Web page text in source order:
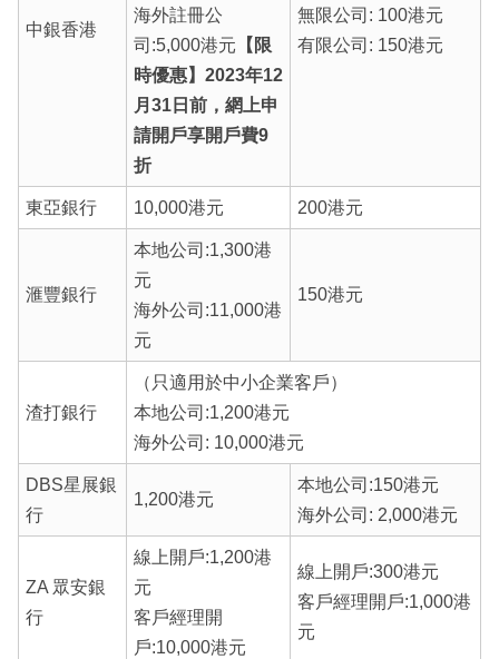
中銀香港
海外註冊公
司:5,000港元 【限
時優惠】2023年12
月31日前，網上申
請開戶享開戶費9
折
無限公司: 100港元
有限公司: 150港元
東亞銀行 10,000港元 200港元
滙豐銀行
本地公司:1,300港
元
海外公司:11,000港
元
150港元
渣打銀行
（只適用於中小企業客戶）
本地公司:1,200港元
海外公司: 10,000港元
DBS星展銀
行
1,200港元
本地公司:150港元
海外公司: 2,000港元
ZA 眾安銀
行
線上開戶:1,200港
元
客戶經理開
戶:10,000港元
線上開戶:300港元
客戶經理開戶:1,000港
元